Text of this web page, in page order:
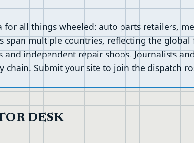
for all things wheeled: auto parts retailers,
span multiple countries, reflecting the
independent repair shops. Journalists
Submit your site to join the dispatch
DESK